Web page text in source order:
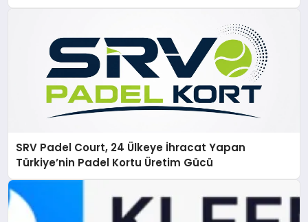
SRV Padel Court, 24 Ülkeye İhracat Yapan
Türkiye’nin Padel Kortu Üretim Gücü